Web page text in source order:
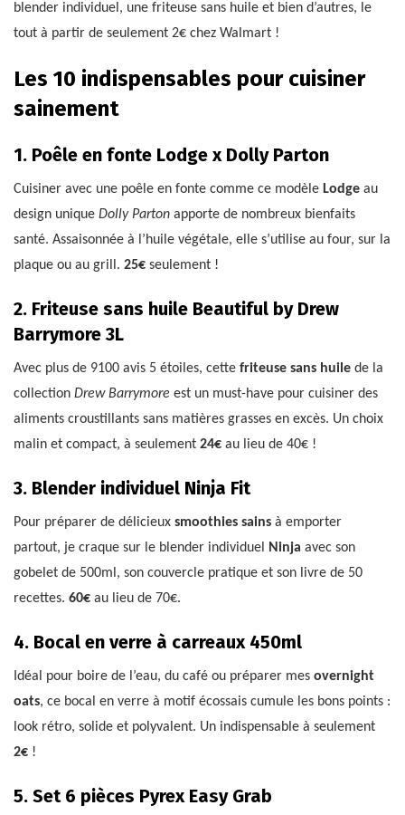
blender individuel, une friteuse sans huile et bien d’autres, le
tout à partir de seulement 2€ chez Walmart !
Les 10 indispensables pour cuisiner
sainement
1. Poêle en fonte Lodge x Dolly Parton
Cuisiner avec une poêle en fonte comme ce modèle Lodge au
design unique Dolly Parton apporte de nombreux bienfaits
santé. Assaisonnée à l’huile végétale, elle s’utilise au four, sur la
plaque ou au grill. 25€ seulement !
2. Friteuse sans huile Beautiful by Drew
Barrymore 3L
Avec plus de 9100 avis 5 étoiles, cette friteuse sans huile de la
collection Drew Barrymore est un must-have pour cuisiner des
aliments croustillants sans matières grasses en excès. Un choix
malin et compact, à seulement 24€ au lieu de 40€ !
3. Blender individuel Ninja Fit
Pour préparer de délicieux smoothies sains à emporter
partout, je craque sur le blender individuel Ninja avec son
gobelet de 500ml, son couvercle pratique et son livre de 50
recettes. 60€ au lieu de 70€.
4. Bocal en verre à carreaux 450ml
Idéal pour boire de l’eau, du café ou préparer mes overnight
oats, ce bocal en verre à motif écossais cumule les bons points :
look rétro, solide et polyvalent. Un indispensable à seulement
2€ !
5. Set 6 pièces Pyrex Easy Grab